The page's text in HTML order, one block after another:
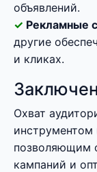
объявлений.
Рекламные
другие
и кликах.
Охват
инструментом
позволяющим
кампаний и